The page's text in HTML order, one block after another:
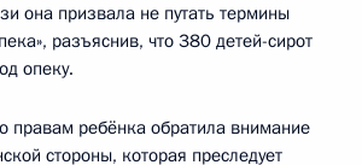
она призвала не путать термины
разъяснив, что 380 детей-сирот
опеку.
правам ребёнка обратила внимание
стороны, которая преследует